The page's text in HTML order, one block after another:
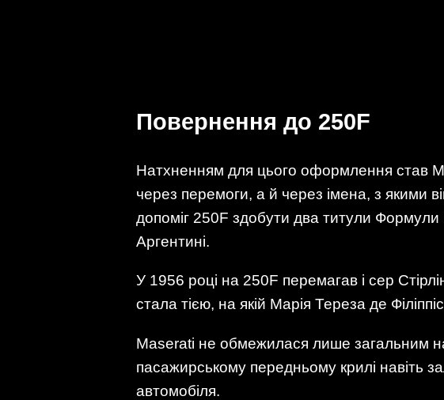
Повернення до 250F
Натхненням для цього оформлення став
через перемоги, а й через імена, з якими
допоміг 250F здобути два титули
Аргентині.
У 1956 році на 250F перемагав і сер
стала тією, на якій Марія Тереза де
Maserati не обмежилася лише загальним
пасажирському передньому крилі навіть
автомобіля.